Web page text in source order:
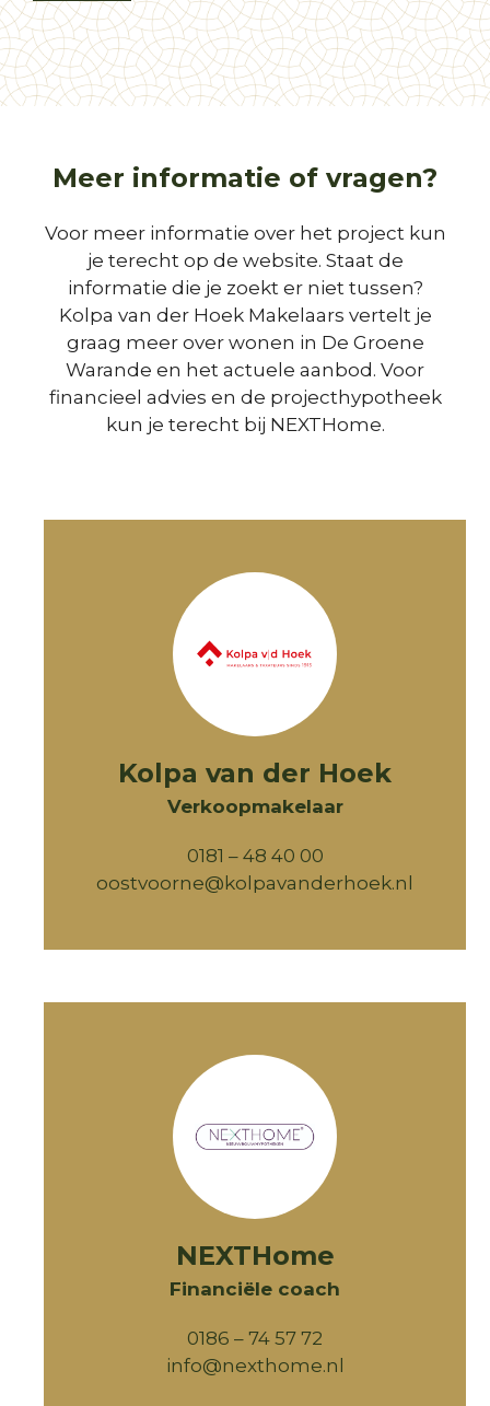
Meer informatie of vragen?
Voor meer informatie over het project kun
je terecht op de website. Staat de
informatie die je zoekt er niet tussen?
Kolpa van der Hoek Makelaars vertelt je
graag meer over wonen in De Groene
Warande en het actuele aanbod. Voor
financieel advies en de projecthypotheek
kun je terecht bij NEXTHome.
Kolpa van der Hoek
Verkoopmakelaar
0181 – 48 40 00
oostvoorne@kolpavanderhoek.nl
NEXTHome
Financiële coach
0186 – 74 57 72
info@nexthome.nl